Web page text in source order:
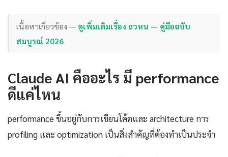
เนื้อหาเกี่ยวข้อง — ดูเพิ่มเติมเรื่อง ถวหน — คู่มือฉบับ
สมบูรณ์ 2026
Claude AI คืออะไร มี performance
ดีแค่ไหน
performance ขึ้นอยู่กับการเขียนโค้ดและ architecture การ
profiling และ optimization เป็นสิ่งสำคัญที่ต้องทำเป็นประจำ